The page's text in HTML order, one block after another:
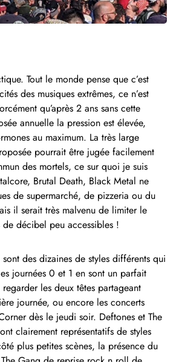
Tout le monde pense que c’est
des musiques extrêmes, ce n’est
qu’après 2 ans sans cette
annuelle la pression est élevée,
au maximum. La très large
pourrait être jugée facilement
des mortels, ce sur quoi je suis
Brutal Death, Black Metal ne
de supermarché, de pizzeria ou du
il serait très malvenu de limiter le
de décibel peu accessibles !
des dizaines de styles différents qui
journées 0 et 1 en sont un parfait
les deux têtes partageant
journée, ou encore les concerts
dès le jeudi soir. Deftones et The
clairement représentatifs de styles
plus petites scènes, la présence du